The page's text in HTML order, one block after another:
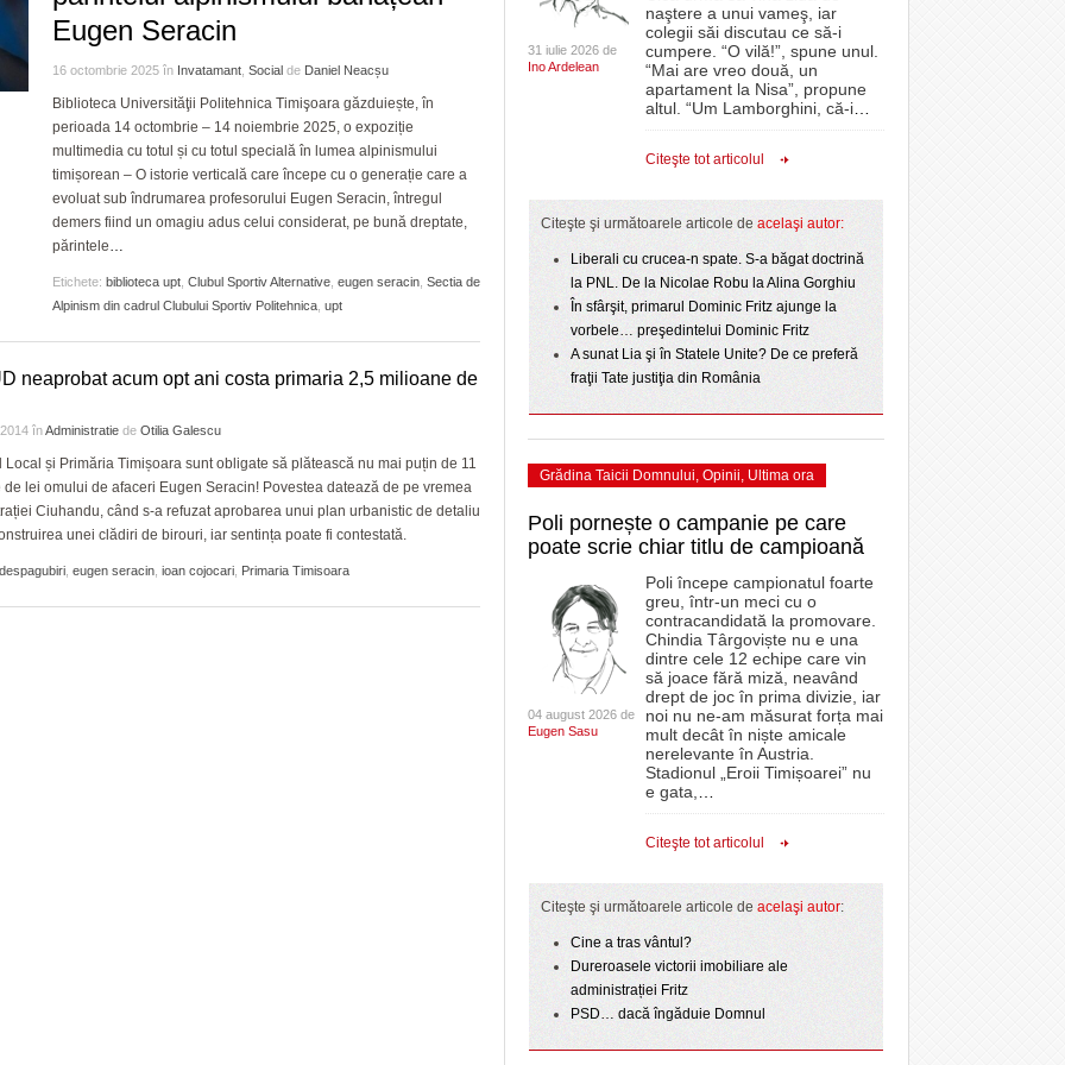
din Iosefin e oficial, de vineri, obiectiv turistic și
centru destinat evenimentelor culturale/FOTO
31 July 2026
Apar primele restricții de circulație la Pasajul
- 30 July
View all
Dominic Fritz denunţă un amendament introdus
special pentru el de PSD: Doar în țările
bananiere e folosită legea împotriva unui
adversar politic
- 30 July 2026
Raul Olajos e noul purtător de cuvânt al PNL
Timiș. Mădălin Bunoiu se mută în conducere la
2026
Pe drumul cel bun. Poli a învins o echipă de
Serie A, USD Lecce
- 23 July 2026
Politehnica Timișoara și CSC Dumbrăvița și-au
aflat adversarii din timpul sezonului regular
- 22
July 2026
ZIARISTU’ DE
KIERKEGAARD
FINANŢĂRI DE LA A
LA Z
Sărbătoarea continuă! Zeci de mii de oameni
au celebrat a treia seară la rând Ziua Timișoarei
- acum 2 zile
Iniţiativă inedită pentru Zilele Orașului
talentelor locale- 2 August 2026
View all
proiectelor derulate de instituție din fonduri
europene/FOTO- 11 December 2025
ANAF oferă persoanelor fizice posibilitatea să
beneficieze de Declarația Unică 212
2025
View all
CLIPURI VIDEO
JOCURI ONLINE
DIVERSE
FARMACII DIN
GRĂDINIŢE DIN TIMIŞ
PRIMĂRIILE DIN TIMIŞ
SFATUL MEDICULUI
SFATURI JURIDICE
Eugen Seracin
16 octombrie 2025 în Invatamant Social de Daniel Neacșu
Biblioteca Universităţii Politehnica Timişoara găzduiește, în
perioada 14 octombrie – 14 noiembrie 2025, o expoziție
multimedia cu totul și cu totul specială în lumea alpinismului
timișorean – O istorie verticală care începe cu o generație care a
evoluat sub îndrumarea profesorului Eugen Seracin, întregul
demers fiind un omagiu adus celui considerat, pe bună dreptate,
părintele…
Etichete: biblioteca upt Clubul Sportiv Alternative eugen seracin Sectia de
Alpinism din cadrul Clubului Sportiv Politehnica upt
neaprobat acum opt ani costa primaria 2,5 milioane de
înAdministratie de Otilia Galescu
Local și Primăria Timișoara sunt obligate să plătească nu mai puțin de 11
de lei omului de afaceri Eugen Seracin! Povestea datează de pe vremea
Ciuhandu, când s-a refuzat aprobarea unui plan urbanistic de detaliu
unei clădiri de birouri, iar sentința poate fi contestată.
despagubiri eugen seracin ioan cojocari Primaria Timisoara
31 iulie 2026 de
Ino Ardelean
naştere a unui vameş, iar
colegii săi discutau ce să-i
cumpere. “O vilă!”, spune unul.
“Mai are vreo două, un
apartament la Nisa”, propune
altul. “Um Lamborghini, că-i
Citeşte tot articolul
Citeşte şi următoarele articole de acelaşi autor:
Liberali cu crucea-n spate. S-a băgat doctrină
la PNL. De la Nicolae Robu la Alina Gorghiu
În sfârşit, primarul Dominic Fritz ajunge la
vorbele… preşedintelui Dominic Fritz
A sunat Lia şi în Statele Unite? De ce preferă
fraţii Tate justiţia din România
Grădina Taicii Domnului, Opinii, Ultima ora
Poli pornește o campanie pe care
poate scrie chiar titlu de campioană
04 august 2026 de
Eugen Sasu
Poli începe campionatul foarte
greu, într-un meci cu o
contracandidată la promovare.
Chindia Târgoviște nu e una
dintre cele 12 echipe care vin
să joace fără miză, neavând
drept de joc în prima divizie, iar
noi nu ne-am măsurat forța mai
mult decât în niște amicale
nerelevante în Austria.
Stadionul „Eroii Timișoarei” nu
e gata,
Citeşte tot articolul
Citeşte şi următoarele articole de acelaşi autor:
Cine a tras vântul?
Dureroasele victorii imobiliare ale
administrației Fritz
PSD… dacă îngăduie Domnul